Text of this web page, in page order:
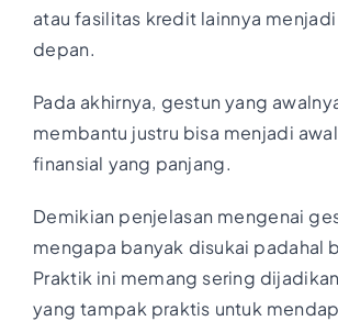
atau fasilitas kredit lainnya
depan.
Pada akhirnya, gestun yang
membantu justru bisa menjadi
finansial yang panjang.
Demikian penjelasan mengenai
mengapa banyak disukai padahal
Praktik ini memang sering
yang tampak praktis untuk